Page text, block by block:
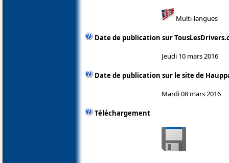
Multi-langues
Date de publication sur
Jeudi 10 mars 2016
Date de publication sur le site de
Mardi 08 mars 2016
Téléchargement